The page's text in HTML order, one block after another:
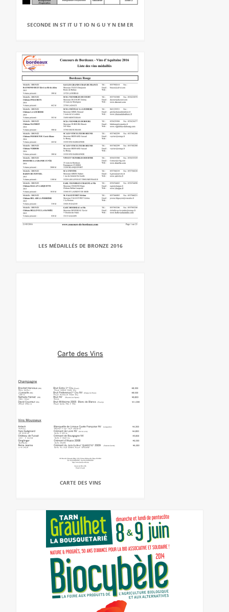
SECONDE IN ST IT U T IO N G U Y N EM ER
LES MÉDAILLÉS DE BRONZE 2016
CARTE DES VINS